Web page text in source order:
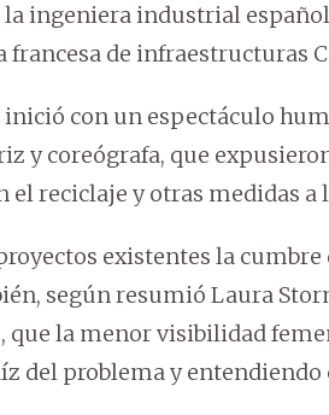
la ingeniera industrial
francesa de infraestructuras
con un espectáculo
y coreógrafa, que
el reciclaje y otras medidas
existentes la
según resumió Laura
que la menor visibilidad
del problema y entendiendo